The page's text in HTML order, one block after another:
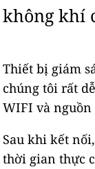
không khí
Thiết bị giám
chúng tôi rất
WIFI và
Sau khi kết
thời gian thực